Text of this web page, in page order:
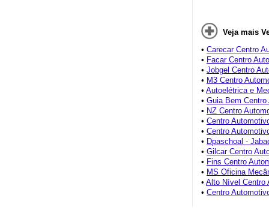
Veja mais
• Carecar Centro
• Facar Centro
• Jobgel Centro
• M3 Centro
• Autoelétrica e
• Guia Bem
• NZ Centro
• Centro
• Centro
• Dpaschoal -
• Gilcar Centro
• Fins Centro
• MS Oficina
• Alto Nível Centro
• Centro